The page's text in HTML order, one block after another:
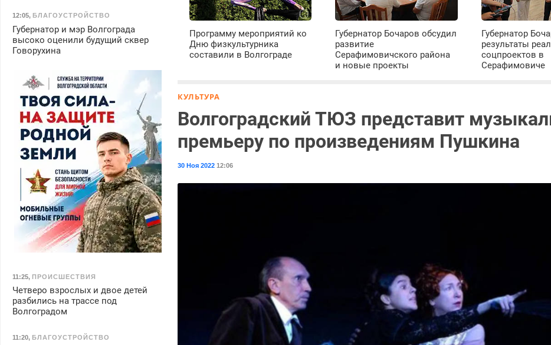
Программу мероприятий ко
Дню физкультурника
составили в Волгограде
Губернатор Бочаров обсудил
развитие
Серафимовичского района
и новые проекты
Губернатор
результаты
соцпроектов в
Серафимовиче
КУЛЬТУРА
Волгоградский ТЮЗ представит
премьеру по произведениям Пушкина
30 Ноя 2022 12:06
12:05, БЛАГОУСТРОЙСТВО
Губернатор и мэр Волгограда
высоко оценили будущий сквер
Говорухина
11:25, ПРОИСШЕСТВИЯ
Четверо взрослых и двое детей
разбились на трассе под
Волгоградом
11:20, БЛАГОУСТРОЙСТВО